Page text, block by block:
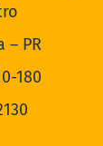
PR
180